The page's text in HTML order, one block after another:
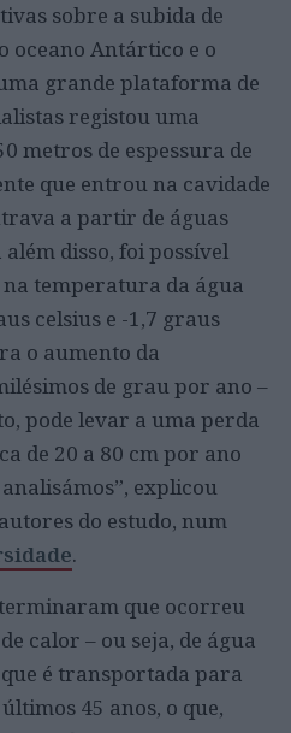
sobre a subida de
oceano Antártico e o
grande plataforma de
registou uma
metros de espessura de
que entrou na cavidade
a partir de águas
disso, foi possível
temperatura da água
celsius e -1,7 graus
o aumento da
de grau por ano –
pode levar a uma perda
de 20 a 80 cm por ano
explicou
do estudo, num
.
que ocorreu
calor – ou seja, de água
é transportada para
45 anos, o que,